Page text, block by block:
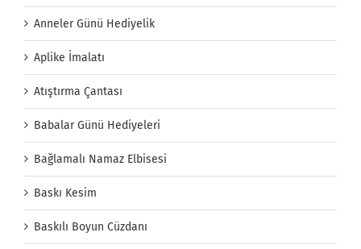
Anneler Günü Hediyelik
Aplike İmalatı
Atıştırma Çantası
Babalar Günü Hediyeleri
Bağlamalı Namaz Elbisesi
Baskı Kesim
Baskılı Boyun Cüzdanı